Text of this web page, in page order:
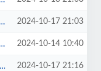
2024-10-17 21:03
2024-10-14 10:40
2024-10-17 21:16